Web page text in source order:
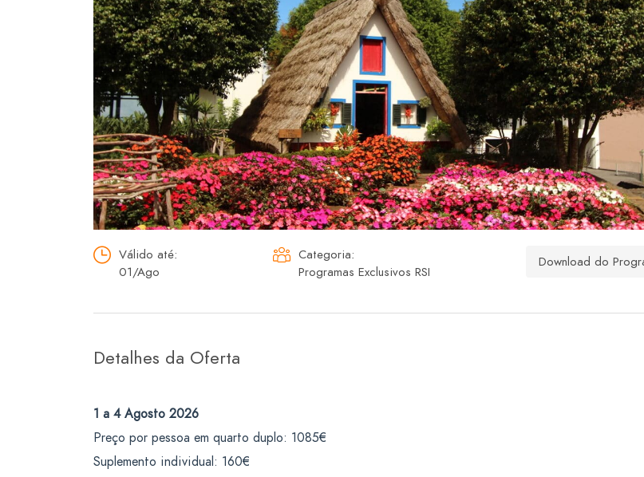
Válido até:
01/Ago
Categoria:
Programas Exclusivos RSI
Download do
Detalhes da Oferta
1 a 4 Agosto 2026
Preço por pessoa em quarto duplo: 1085€
Suplemento individual: 160€